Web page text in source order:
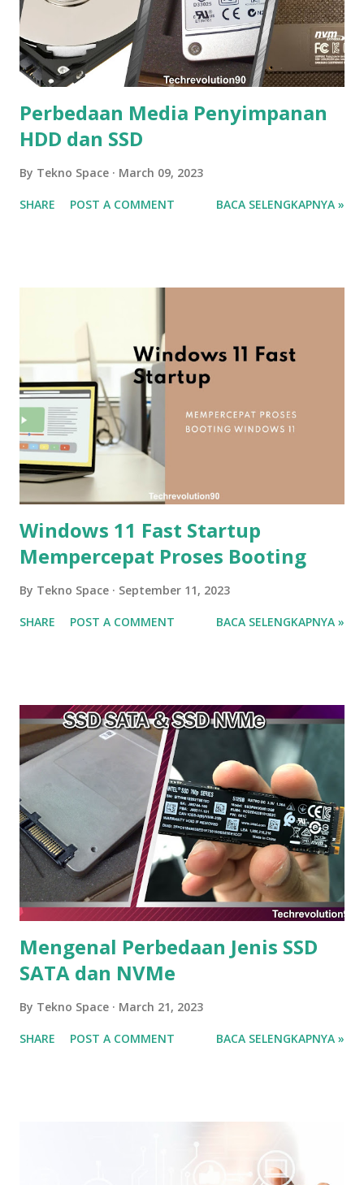
Perbedaan Media Penyimpanan
HDD dan SSD
By Tekno Space March 09, 2023
SHARE POST A COMMENT BACA SELENGKAPNYA »
Windows 11 Fast Startup
Mempercepat Proses Booting
By Tekno Space September 11, 2023
SHARE POST A COMMENT BACA SELENGKAPNYA »
Mengenal Perbedaan Jenis SSD
SATA dan NVMe
By Tekno Space March 21, 2023
SHARE POST A COMMENT BACA SELENGKAPNYA »